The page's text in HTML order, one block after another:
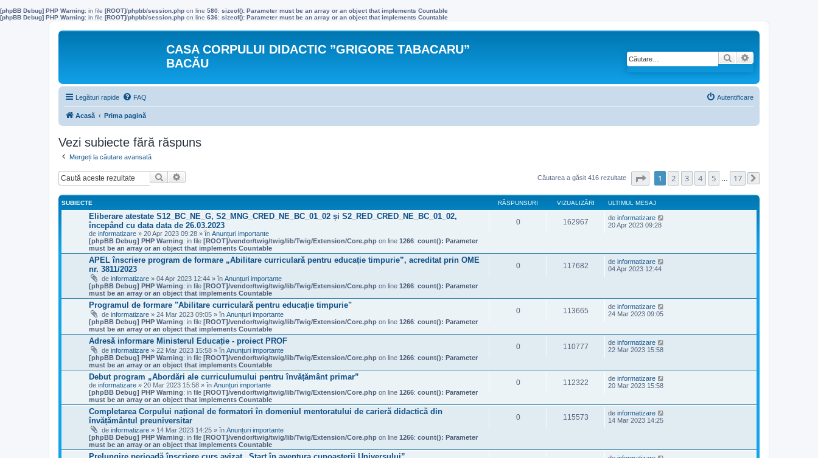
[phpBB Debug] PHP Warning: in file [ROOT]/phpbb/session.php on line 580: sizeof(): Parameter must be an array or an object that implements Countable
[phpBB Debug] PHP Warning: in file [ROOT]/phpbb/session.php on line 636: sizeof(): Parameter must be an array or an object that implements Countable
CASA CORPULUI DIDACTIC ”GRIGORE TABACARU”
BACĂU
Căutare
Legături rapide FAQ Autentificare
Acasă Prima pagină
Vezi subiecte fără răspuns
Mergeți la căutare avansată
Căutare Căutarea a găsit 416 rezultate Pagina1 din 17
1 2 3 4 5 17
SUBIECTE RĂSPUNSURI VIZUALIZĂRI ULTIMUL MESAJ
Eliberare atestate S12_BC_NE_G, S2_MNG_CRED_NE_BC_01_02 și S2_RED_CRED_NE_BC_01_02,
începând cu data data de 26.03.2023
de informatizare » 20 Apr 2023 09:28 » în Anunțuri importante
[phpBB Debug] PHP Warning: in file [ROOT]/vendor/twig/twig/lib/Twig/Extension/Core.php on line 1266: count(): Parameter
must be an array or an object that implements Countable
0 162967 de informatizare
20 Apr 2023 09:28
APEL înscriere program de formare „Abilitare curriculară pentru educație timpurie”, acreditat prin OME
nr. 3811/2023
de informatizare » 04 Apr 2023 12:44 » în Anunțuri importante
[phpBB Debug] PHP Warning: in file [ROOT]/vendor/twig/twig/lib/Twig/Extension/Core.php on line 1266: count(): Parameter
must be an array or an object that implements Countable
0 117682 de informatizare
04 Apr 2023 12:44
Programul de formare "Abilitare curriculară pentru educație timpurie"
de informatizare » 24 Mar 2023 09:05 » în Anunțuri importante
[phpBB Debug] PHP Warning: in file [ROOT]/vendor/twig/twig/lib/Twig/Extension/Core.php on line 1266: count(): Parameter
must be an array or an object that implements Countable
0 113665 de informatizare
24 Mar 2023 09:05
Adresă informare Ministerul Educație - proiect PROF
de informatizare » 22 Mar 2023 15:58 » în Anunțuri importante
[phpBB Debug] PHP Warning: in file [ROOT]/vendor/twig/twig/lib/Twig/Extension/Core.php on line 1266: count(): Parameter
must be an array or an object that implements Countable
0 110777 de informatizare
22 Mar 2023 15:58
Debut program „Abordări ale curriculumului pentru învățământ primar”
de informatizare » 20 Mar 2023 15:58 » în Anunțuri importante
[phpBB Debug] PHP Warning: in file [ROOT]/vendor/twig/twig/lib/Twig/Extension/Core.php on line 1266: count(): Parameter
must be an array or an object that implements Countable
0 112322 de informatizare
20 Mar 2023 15:58
Completarea Corpului național de formatori în domeniul mentoratului de carieră didactică din
învățământul preuniversitar
de informatizare » 14 Mar 2023 14:25 » în Anunțuri importante
[phpBB Debug] PHP Warning: in file [ROOT]/vendor/twig/twig/lib/Twig/Extension/Core.php on line 1266: count(): Parameter
must be an array or an object that implements Countable
0 115573 de informatizare
14 Mar 2023 14:25